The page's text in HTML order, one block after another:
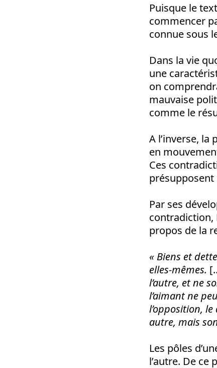
Puisque le
commencer
connue sous
Dans la vie
une
on
mauvaise
comme le
A l’inverse,
en
Ces
présupposent
Par ses
contradiction,
propos de la
« Biens et
elles-mêmes.
l’autre, et ne
l’aimant ne
l’opposition,
autre, mais
Les pôles
l’autre. De